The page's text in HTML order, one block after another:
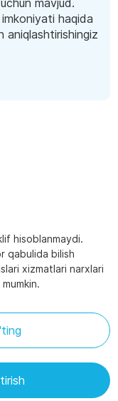
mavjud.
haqida
aniqlashtirishingiz
hisoblanmaydi.
qabulida bilish
xizmatlari narxlari